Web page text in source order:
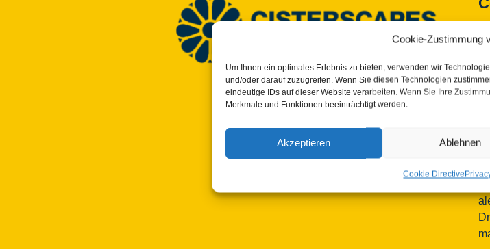
Cookie-Zustimmung
Um Ihnen ein optimales Erlebnis zu bieten, verwenden wir
und/oder darauf zuzugreifen. Wenn Sie diesen Technologien
eindeutige IDs auf dieser Website verarbeiten. Wenn Sie Ihre
Merkmale und Funktionen beeinträchtigt werden.
Akzeptieren Ablehnen
Cookie Directive
© Copyright 2023 - 2026 | Cisterscapes
All rights reserved